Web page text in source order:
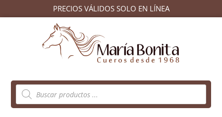
PRECIOS VÁLIDOS SOLO EN LÍNEA
Búsqueda
de
productos